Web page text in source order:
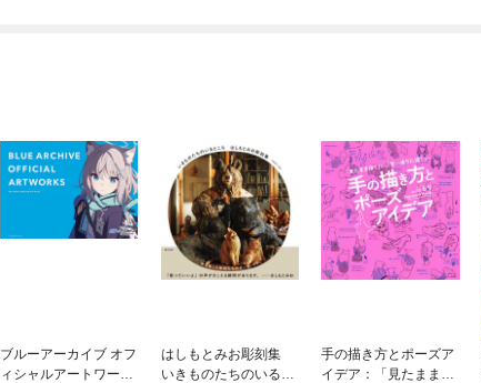
ブルーアーカイブ オフ
ィシャルアートワーク
はしもとみお彫刻集
いきものたちのいると
手の描き方とポーズア
イデア：「見たまま描